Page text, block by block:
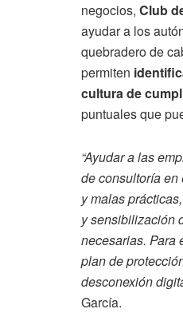
negocios, Club
ayudar a los
quebradero de
permiten
cultura de
puntuales que
“Ayudar a las
de consultoría
y malas
y sensibilización
necesarias. Para
plan de
desconexión
García.